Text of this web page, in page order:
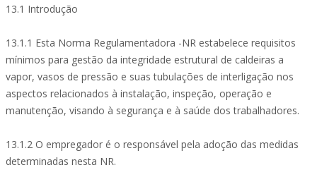
13.1 Introdução
13.1.1 Esta Norma Regulamentadora -NR estabelece requisitos
mínimos para gestão da integridade estrutural de caldeiras a
vapor, vasos de pressão e suas tubulações de interligação nos
aspectos relacionados à instalação, inspeção, operação e
manutenção, visando à segurança e à saúde dos trabalhadores.
13.1.2 O empregador é o responsável pela adoção das medidas
determinadas nesta NR.